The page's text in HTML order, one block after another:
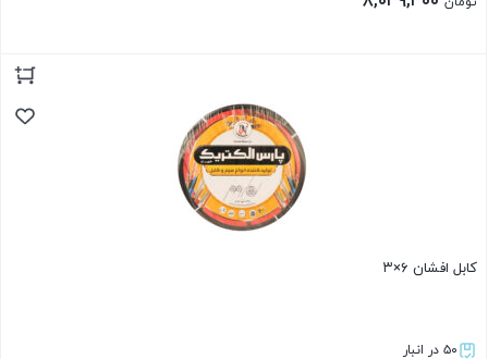
کابل افشان ۶×۳
۵۰ در انبار